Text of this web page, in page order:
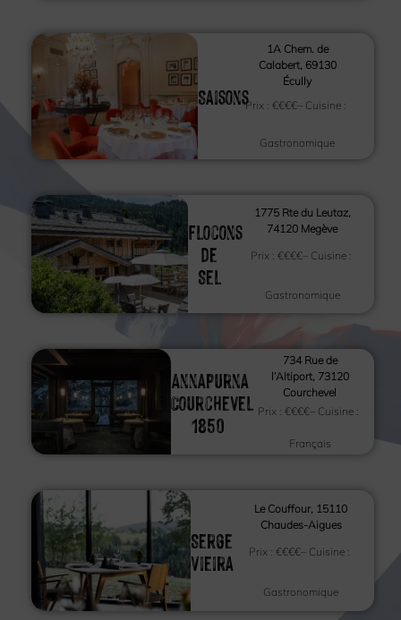
Saisons
1A Chem. de
Calabert, 69130
Écully
Prix :€€€€– Cuisine :
Gastronomique
Flocons
de
Sel
1775 Rte du Leutaz,
74120 Megève
Prix : €€€€– Cuisine :
Gastronomique
Annapurna
Courchevel
1850
734 Rue de
l’Altiport, 73120
Courchevel
Prix :€€€€– Cuisine :
Français
Serge
Vieira
Le Couffour, 15110
Chaudes-Aigues
Prix :€€€€– Cuisine :
Gastronomique